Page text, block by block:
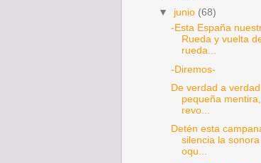
▼ junio (68)
-Esta España
Rueda y vuelta
rueda...
-Diremos-
De verdad a
pequeña mentira,
revo...
Detén esta
silencia la sonora
oqu...